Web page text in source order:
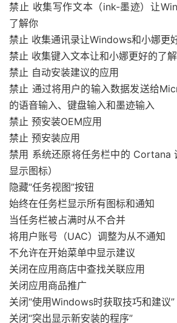
禁止 收集写作文本（ink-墨迹）让
了解你
禁止 收集通讯录让Windows和小娜更
禁止 收集键入文本让和小娜更好的了
禁止 自动安装建议的应用
禁止 通过将用户的输入数据发送给
的语音输入、键盘输入和墨迹输入
禁止 预安装OEM应用
禁止 预安装应用
禁用 系统还原将任务栏中的 Cortana
显示图标）
隐藏“任务视图”按钮
始终在任务栏显示所有图标和通知
当任务栏被占满时从不合并
将用户账号（UAC）调整为从不通知
不允许在开始菜单中显示建议
关闭在应用商店中查找关联应用
关闭应用商品推广
关闭“使用Windows时获取技巧和建议”
关闭“突出显示新安装的程序”